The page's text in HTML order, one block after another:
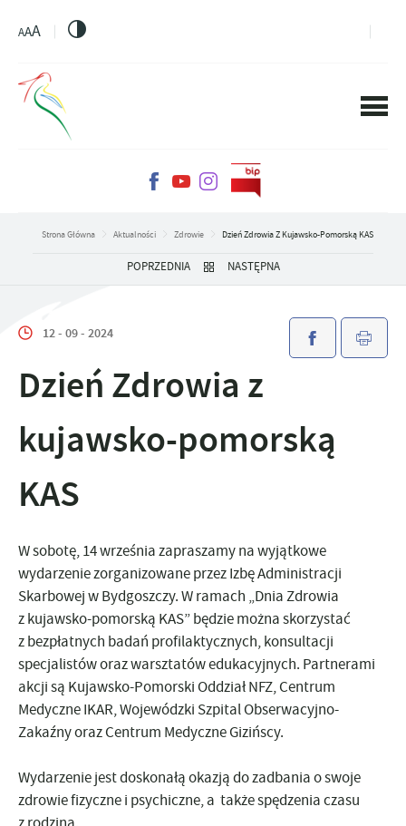
AAA
Strona Główna Aktualności Zdrowie Dzień Zdrowia Z Kujawsko-Pomorską KAS
POPRZEDNIA NASTĘPNA
12 - 09 - 2024
Dzień Zdrowia z
kujawsko-pomorską
KAS
W sobotę, 14 września zapraszamy na wyjątkowe
wydarzenie zorganizowane przez Izbę Administracji
Skarbowej w Bydgoszczy. W ramach „Dnia Zdrowia
z kujawsko-pomorską KAS” będzie można skorzystać
z bezpłatnych badań profilaktycznych, konsultacji
specjalistów oraz warsztatów edukacyjnych. Partnerami
akcji są Kujawsko-Pomorski Oddział NFZ, Centrum
Medyczne IKAR, Wojewódzki Szpital Obserwacyjno-
Zakaźny oraz Centrum Medyczne Gizińscy.
Wydarzenie jest doskonałą okazją do zadbania o swoje
zdrowie fizyczne i psychiczne, a także spędzenia czasu